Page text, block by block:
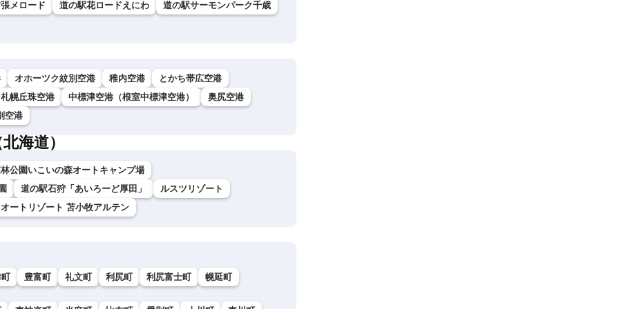
メロード 道の駅花ロードえにわ 道の駅サーモンパーク千歳
オホーツク紋別空港 稚内空港
とかち帯広空港
札幌丘珠空港
中標津空港（根室中標津空港）
奥尻空港
空港
海道）
公園いこいの森オートキャンプ場
道の駅石狩「あいろーど厚田」
ルスツリゾート
オートリゾート 苫小牧アルテン
豊富町 礼文町 利尻町 利尻富士町 幌延町